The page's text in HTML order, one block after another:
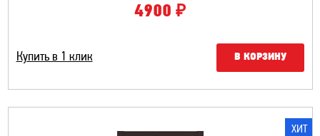
4900 ₽
Купить в 1 клик В КОРЗИНУ
ХИТ